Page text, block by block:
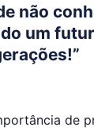
não
um
de